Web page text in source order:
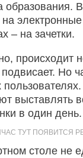
образования.
– на зачетки.
происходит
Но
выставлять
в один день.
столе не